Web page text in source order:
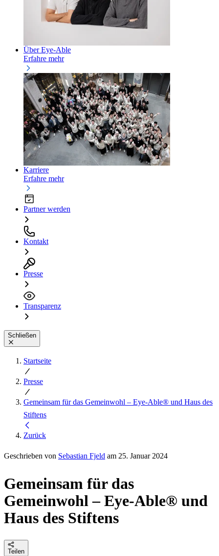
Über Eye-Able
Erfahre mehr
Karriere
Erfahre mehr
Partner werden
Kontakt
Presse
Transparenz
Schließen
Startseite
Presse
Gemeinsam für das Gemeinwohl – Eye-Able® und Haus des
Stiftens
Zurück
Geschrieben von Sebastian Fjeld am 25. Januar 2024
Gemeinsam für das
Gemeinwohl – Eye-Able® und
Haus des Stiftens
Teilen